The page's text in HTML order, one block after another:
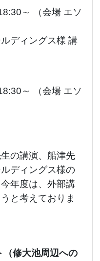
～ （会場 エソ
ディングス様 講
～ （会場 エソ
の講演、船津先
ディングス様の
年度は、外部講
と考えておりま
（修大池周辺への